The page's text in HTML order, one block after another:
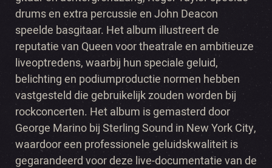
drums en extra percussie en John Deacon
speelde basgitaar. Het album illustreert de
reputatie van Queen voor theatrale en ambitieuze
liveoptredens, waarbij hun speciale geluid,
belichting en podiumproductie normen hebben
vastgesteld die gebruikelijk zouden worden bij
rockconcerten. Het album is gemasterd door
George Marino bij Sterling Sound in New York City,
waardoor een professionele geluidskwaliteit is
gegarandeerd voor deze live-documentatie van de